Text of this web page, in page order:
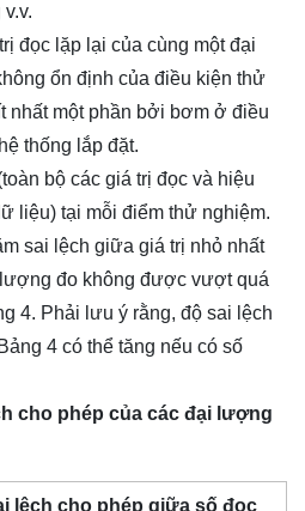
đọc lặp lại của cùng một đại
ổn định của điều kiện thử
nhất một phần bởi bơm ở điều
thống lắp đặt.
bộ các giá trị đọc và hiệu
liệu) tại mỗi điểm thử nghiệm.
sai lệch giữa giá trị nhỏ nhất
đo không được vượt quá
4. Phải lưu ý rằng, độ sai lệch
4 có thể tăng nếu có số
cho phép của các đại lượng
lệch cho phép giữa số đọc